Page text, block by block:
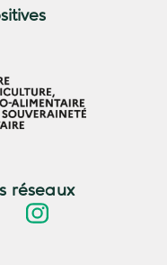
réseaux